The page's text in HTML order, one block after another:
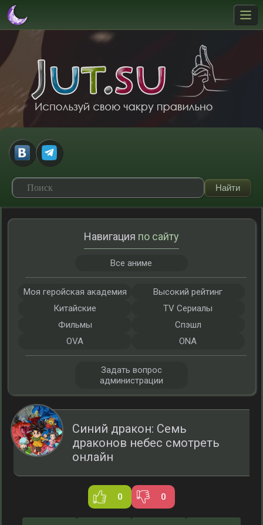
Синий дракон: Семь
драконов небес смотреть
онлайн
0 0
Навигация по сайту
Все аниме
Моя геройская академия
Высокий рейтинг
Китайские
TV Сериалы
Фильмы
Спэшл
OVA
ONA
Задать вопрос
администрации